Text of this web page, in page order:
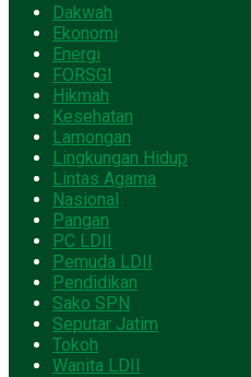
Dakwah
Ekonomi
Energi
FORSGI
Hikmah
Kesehatan
Lamongan
Lingkungan Hidup
Lintas Agama
Nasional
Pangan
PC LDII
Pemuda LDII
Pendidikan
Sako SPN
Seputar Jatim
Tokoh
Wanita LDII